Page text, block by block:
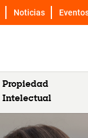
Noticias
Propiedad
Intelectual